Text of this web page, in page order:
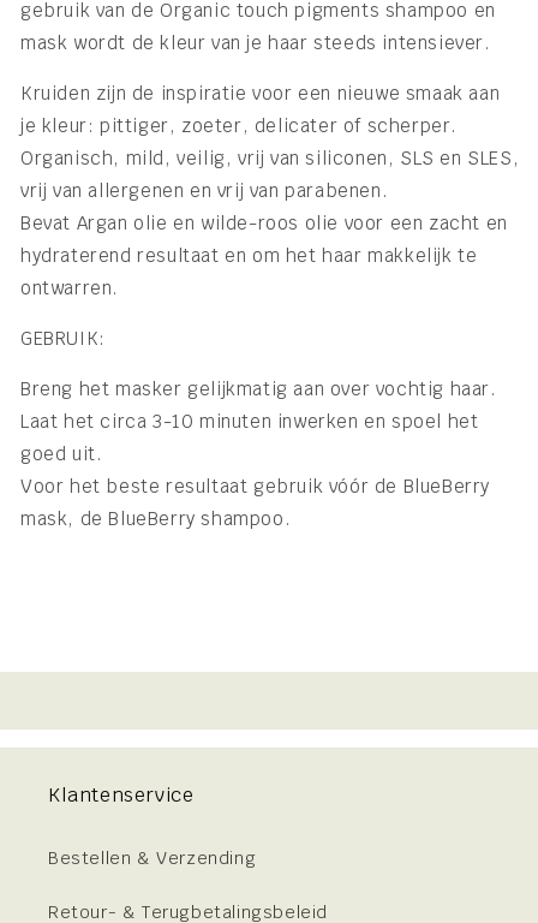
gebruik van de Organic touch pigments shampoo en
mask wordt de kleur van je haar steeds intensiever.
Kruiden zijn de inspiratie voor een nieuwe smaak aan
je kleur: pittiger, zoeter, delicater of scherper.
Organisch, mild, veilig, vrij van siliconen, SLS en SLES,
vrij van allergenen en vrij van parabenen.
Bevat Argan olie en wilde-roos olie voor een zacht en
hydraterend resultaat en om het haar makkelijk te
ontwarren.
GEBRUIK:
Breng het masker gelijkmatig aan over vochtig haar.
Laat het circa 3-10 minuten inwerken en spoel het
goed uit.
Voor het beste resultaat gebruik vóór de BlueBerry
mask, de BlueBerry shampoo.
Klantenservice
Bestellen & Verzending
Retour- & Terugbetalingsbeleid